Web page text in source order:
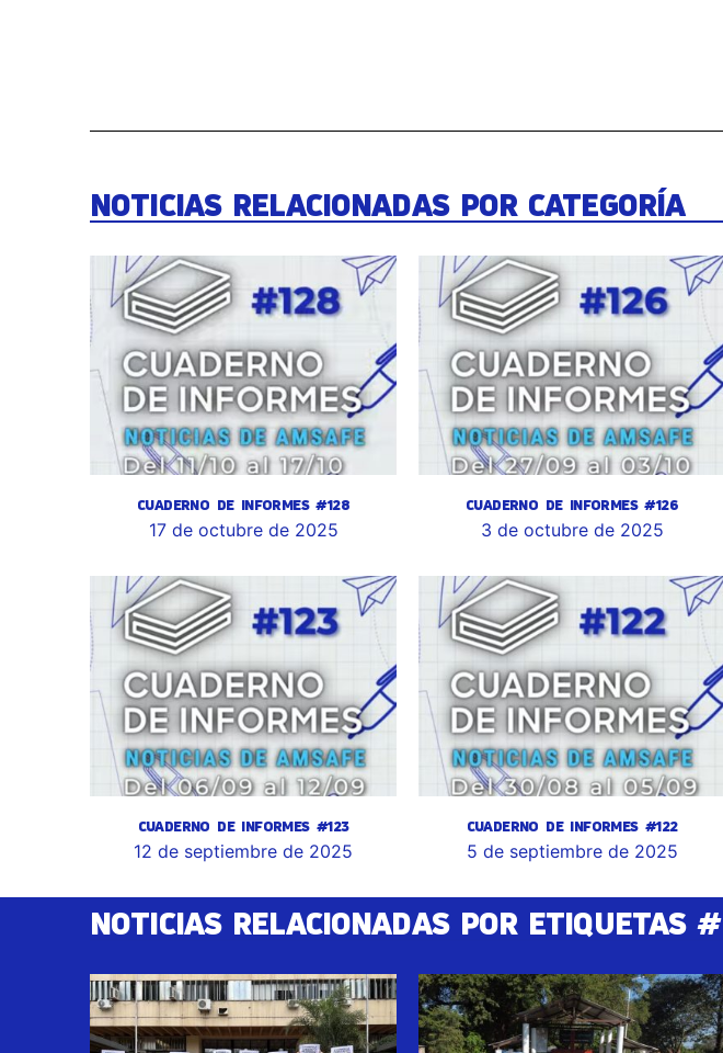
NOTICIAS RELACIONADAS POR CATEGORÍA
CUADERNO DE INFORMES #128
17 de octubre de 2025
CUADERNO DE INFORMES #126
3 de octubre de 2025
CUADERNO DE INFORMES #123
12 de septiembre de 2025
CUADERNO DE INFORMES #122
5 de septiembre de 2025
NOTICIAS RELACIONADAS POR ETIQUETAS #